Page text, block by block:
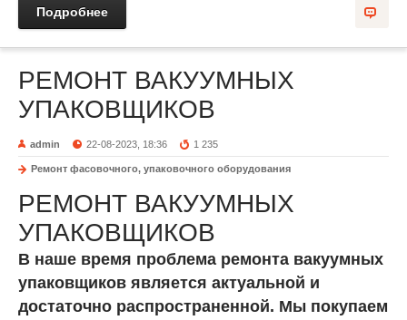
Подробнее
РЕМОНТ ВАКУУМНЫХ
УПАКОВЩИКОВ
admin 22-08-2023, 18:36 1 235
Ремонт фасовочного, упаковочного оборудования
РЕМОНТ ВАКУУМНЫХ
УПАКОВЩИКОВ
В наше время проблема ремонта вакуумных
упаковщиков является актуальной и
достаточно распространенной. Мы покупаем